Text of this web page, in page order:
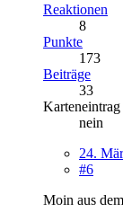
Reaktionen
8
Punkte
173
Beiträge
33
Karteneintrag
nein
24.
#6
Moin aus